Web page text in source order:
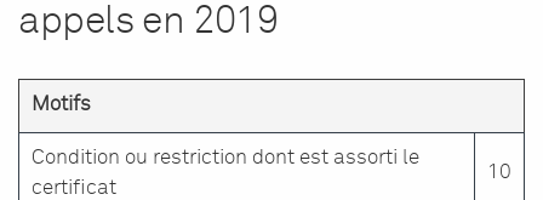
appels en 2019
Motifs
Condition ou restriction dont est assorti le
certificat
10